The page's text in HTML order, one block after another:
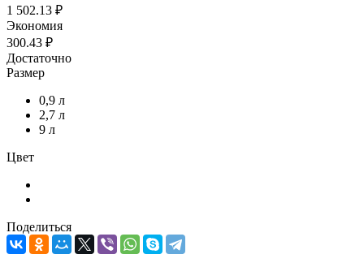
1 502.13 ₽
Экономия
300.43 ₽
Достаточно
Размер
0,9 л
2,7 л
9 л
Цвет
Поделиться